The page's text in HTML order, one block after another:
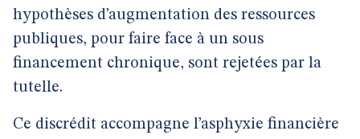
hypothèses d’augmentation des ressources
publiques, pour faire face à un sous
financement chronique, sont rejetées par la
tutelle.
Ce discrédit accompagne l’asphyxie financière